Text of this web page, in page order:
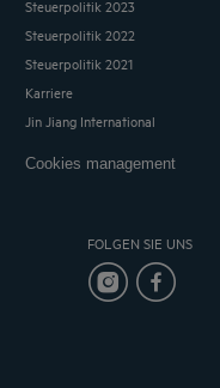
Steuerpolitik 2023
Steuerpolitik 2022
Steuerpolitik 2021
Karriere
Jin Jiang International
Cookies management
FOLGEN SIE UNS